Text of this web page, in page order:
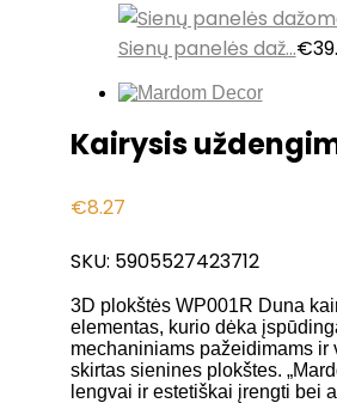
Sienų panelės daž...€
Kairysis
€8.27
SKU: 5905527423712
3D plokštės WP001R Duna
elementas, kurio dėka
mechaniniams pažeidimams
skirtas sienines plokštes.
lengvai ir estetiškai įrengti bei